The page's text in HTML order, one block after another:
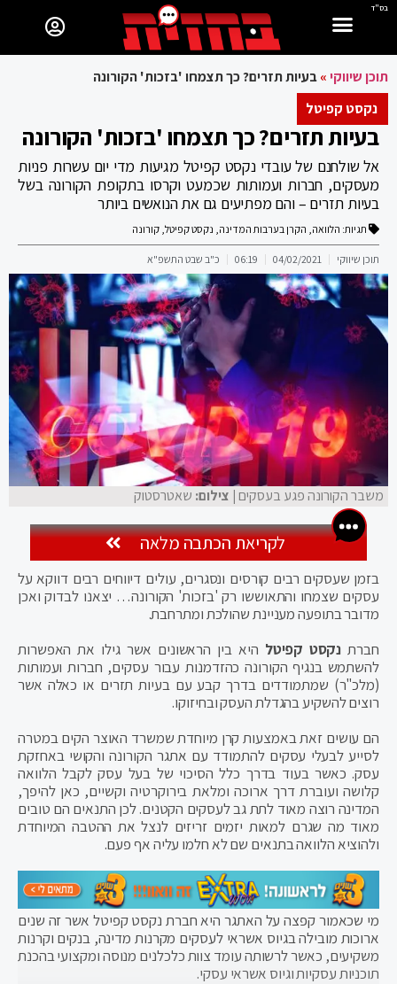
בס"ד
תוכן שיווקי»בעיות תזרים? כך תצמחו 'בזכות' הקורונה
נקסט קפיטל
בעיות תזרים? כך תצמחו 'בזכות' הקורונה
אל שולחנם של עובדי נקסט קפיטל מגיעות מדי יום עשרות פניות
מעסקים, חברות ועמותות שכמעט וקרסו בתקופת הקורונה בשל
בעיות תזרים – והם מפתיעים גם את הנואשים ביותר
תגיות: הלוואה, הקרן בערבות המדינה, נקסט קפיטל, קורונה
תוכן שיווקי 04/02/2021
06:19 כ"ב שבט התשפ"א
משבר הקורונה פגע בעסקים | צילום: שאטרסטוק
לקריאת הכתבה מלאה
בזמן שעסקים רבים קורסים ונסגרים, עולים דיווחים רבים דווקא על
עסקים שצמחו והתאוששו רק 'בזכות' הקורונה… יצאנו לבדוק ואכן
מדובר בתופעה מעניינת שהולכת ומתרחבת.
חברת נקסט קפיטל היא בין הראשונים אשר גילו את האפשרות
להשתמש בנגיף הקורונה כהזדמנות עבור עסקים, חברות ועמותות
(מלכ"ר) שמתמודדים בדרך קבע עם בעיות תזרים או כאלה אשר
רוצים להשקיע בהגדלת העסק ובחיזוקו.
הם עושים זאת באמצעות קרן מיוחדת שמשרד האוצר הקים במטרה
לסייע לבעלי עסקים להתמודד עם אתגר הקורונה והקושי באחזקת
עסק. כאשר בעוד בדרך כלל הסיכוי של בעל עסק לקבל הלוואה
קלושה ועוברת דרך ארוכה ומלאת בירוקרטיה וקשיים, כאן להיפך,
המדינה רוצה מאוד לתת גב לעסקים הקטנים. לכן התנאים הם טובים
מאוד מה שגרם למאות יזמים זריזים לנצל את ההטבה המיוחדת
ולהוציא הלוואה בתנאים שם לא חלמו עליה אף פעם.
מי שכאמור קפצה על האתגר היא חברת נקסט קפיטל אשר זה שנים
ארוכות מובילה בגיוס אשראי לעסקים מקרנות מדינה, בנקים וקרנות
משקיעים, כאשר לרשותה עומד צוות כלכלנים מנוסה ומקצועי בהכנת
תוכניות עסקיות וגיוס אשראי עסקי.